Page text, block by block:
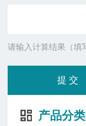
请输入计算结果（填
产品分类